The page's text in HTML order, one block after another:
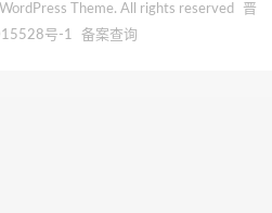
Theme. All rights reserved
晋
号-1
备案查询